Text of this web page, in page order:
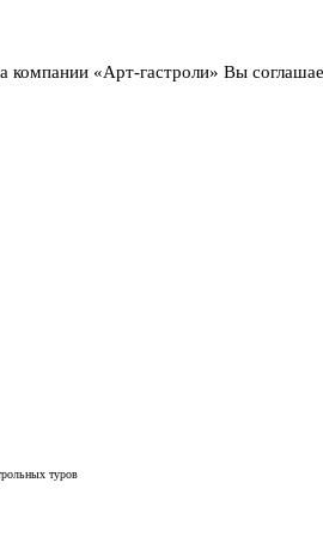
компании «Арт-гастроли» Вы
туров